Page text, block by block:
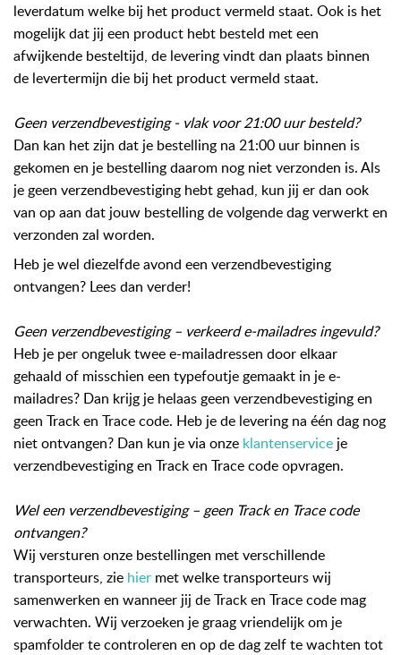
leverdatum welke bij het product vermeld staat. Ook is het
mogelijk dat jij een product hebt besteld met een
afwijkende besteltijd, de levering vindt dan plaats binnen
de levertermijn die bij het product vermeld staat.
Geen verzendbevestiging - vlak voor 21:00 uur besteld?
Dan kan het zijn dat je bestelling na 21:00 uur binnen is
gekomen en je bestelling daarom nog niet verzonden is. Als
je geen verzendbevestiging hebt gehad, kun jij er dan ook
van op aan dat jouw bestelling de volgende dag verwerkt en
verzonden zal worden.
Heb je wel diezelfde avond een verzendbevestiging
ontvangen? Lees dan verder!
Geen verzendbevestiging – verkeerd e-mailadres ingevuld?
Heb je per ongeluk twee e-mailadressen door elkaar
gehaald of misschien een typefoutje gemaakt in je e-
mailadres? Dan krijg je helaas geen verzendbevestiging en
geen Track en Trace code. Heb je de levering na één dag nog
niet ontvangen? Dan kun je via onze klantenservice je
verzendbevestiging en Track en Trace code opvragen.
Wel een verzendbevestiging – geen Track en Trace code
ontvangen?
Wij versturen onze bestellingen met verschillende
transporteurs, zie hier met welke transporteurs wij
samenwerken en wanneer jij de Track en Trace code mag
verwachten. Wij verzoeken je graag vriendelijk om je
spamfolder te controleren en op de dag zelf te wachten tot